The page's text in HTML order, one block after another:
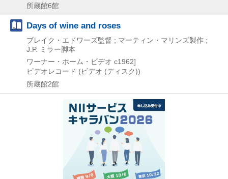
所蔵館6館
Days of wine and roses
ブレイク・エドワーズ監督 ; マーティン・マリンズ製作 ;
J.P. ミラー脚本
ワーナー・ホーム・ビデオ c1962]
ビデオレコード (ビデオ (ディスク))
所蔵館2館